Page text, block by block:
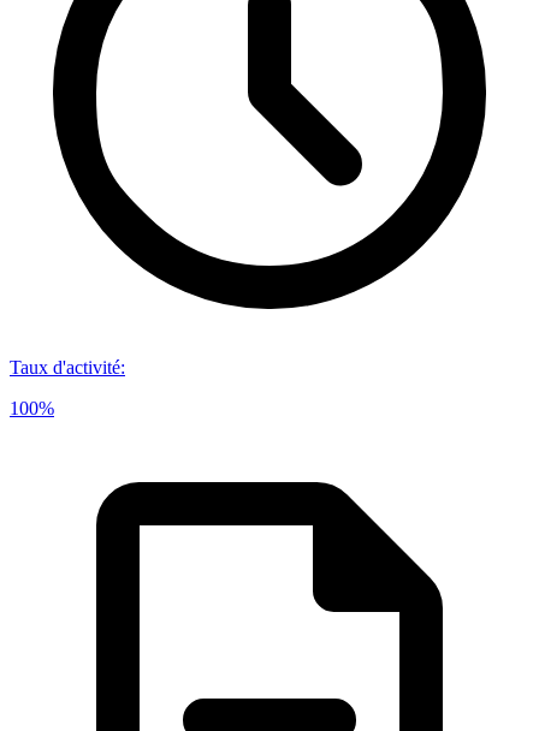
Taux d'activité:
100%